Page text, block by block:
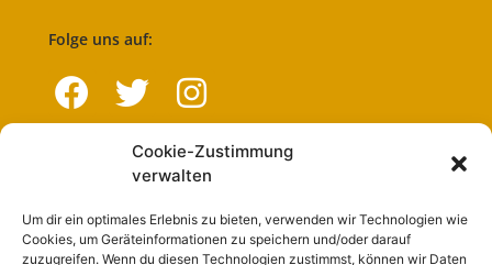
Cookie-Zustimmung
verwalten
Um dir ein optimales Erlebnis zu bieten, verwenden wir Technologien wie
Cookies, um Geräteinformationen zu speichern und/oder darauf
zuzugreifen. Wenn du diesen Technologien zustimmst, können wir Daten
Folge uns auf:
Navigation
Start